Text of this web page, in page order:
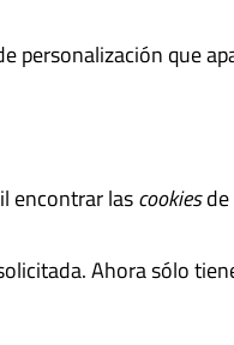
que
encontrar lascookiesde
Ahora sólo